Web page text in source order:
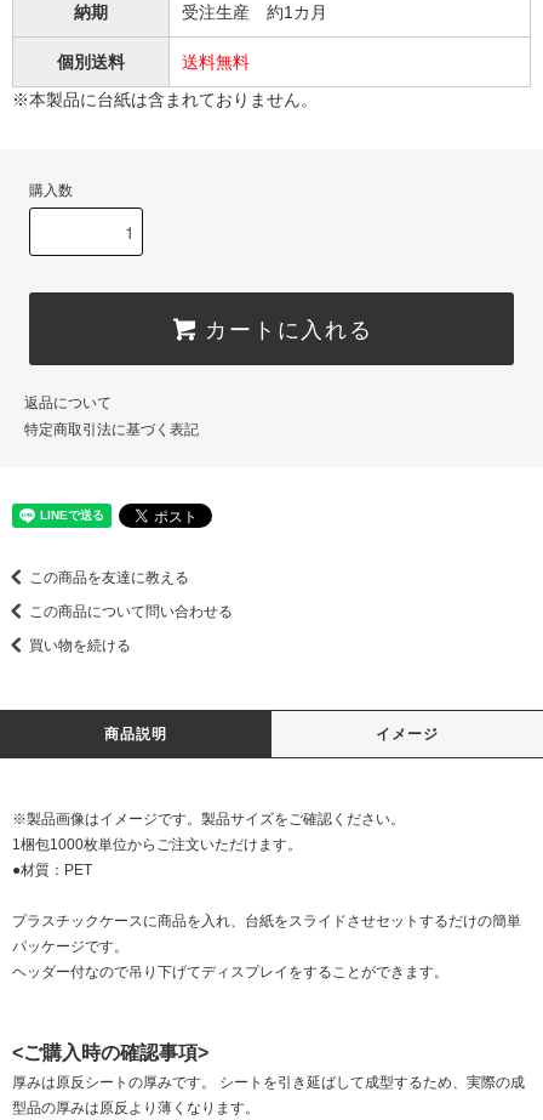
納期 受注生産 約1カ月
個別送料
送料無料
※本製品に台紙は含まれておりません。
購入数
カートに入れる
返品について
特定商取引法に基づく表記
この商品を友達に教える
この商品について問い合わせる
買い物を続ける
商品説明 イメージ
※製品画像はイメージです。製品サイズをご確認ください。
1梱包1000枚単位からご注文いただけます。
●材質：PET
プラスチックケースに商品を入れ、台紙をスライドさせセットするだけの簡単
パッケージです。
ヘッダー付なので吊り下げてディスプレイをすることができます。
<ご購入時の確認事項>
厚みは原反シートの厚みです。 シートを引き延ばして成型するため、実際の成
型品の厚みは原反より薄くなります。